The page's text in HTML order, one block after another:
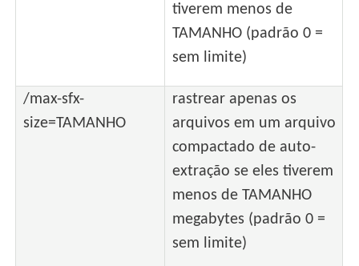
tiverem menos de
TAMANHO (padrão 0 =
sem limite)
/max-sfx-
size=TAMANHO
rastrear apenas os
arquivos em um arquivo
compactado de auto-
extração se eles tiverem
menos de TAMANHO
megabytes (padrão 0 =
sem limite)